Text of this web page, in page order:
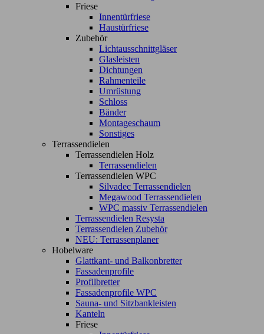
Friese
Innentürfriese
Haustürfriese
Zubehör
Lichtausschnittgläser
Glasleisten
Dichtungen
Rahmenteile
Umrüstung
Schloss
Bänder
Montageschaum
Sonstiges
Terrassendielen
Terrassendielen Holz
Terrassendielen
Terrassendielen WPC
Silvadec Terrassendielen
Megawood Terrassendielen
WPC massiv Terrassendielen
Terrassendielen Resysta
Terrassendielen Zubehör
NEU: Terrassenplaner
Hobelware
Glattkant- und Balkonbretter
Fassadenprofile
Profilbretter
Fassadenprofile WPC
Sauna- und Sitzbankleisten
Kanteln
Friese